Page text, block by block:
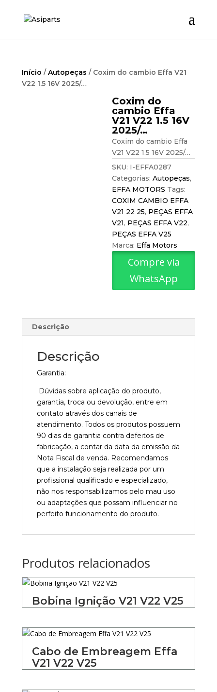
Início /Autopeças / Coxim do cambio Effa V21
V22 1.5 16V 2025/…
Coxim do
cambio Effa
V21 V22 1.5 16V
2025/…
Coxim do cambio Effa
V21 V22 1.5 16V 2025/…
SKU: I-EFFA0287
Categorias:Autopeças,
EFFA MOTORS Tags:
COXIM CAMBIO EFFA
V21 22 25, PEÇAS EFFA
V21, PEÇAS EFFA V22,
PEÇAS EFFA V25
Marca: Effa Motors
Compre via
WhatsApp
Descrição
Descrição
Garantia:
Dúvidas sobre aplicação do produto,
garantia, troca ou devolução, entre em
contato através dos canais de
atendimento. Todos os produtos possuem
90 dias de garantia contra defeitos de
fabricação, a contar da data da emissão da
Nota Fiscal de venda. Recomendamos
que a instalação seja realizada por um
profissional qualificado e especializado,
não nos responsabilizamos pelo mau uso
ou adaptações que possam influenciar no
perfeito funcionamento do produto.
Produtos relacionados
Bobina Ignição V21 V22 V25
Cabo de Embreagem Effa
V21 V22 V25